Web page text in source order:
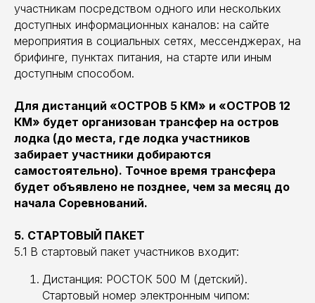
участникам посредством одного или нескольких
доступных информационных каналов: на сайте
мероприятия в социальных сетях, мессенджерах, на
брифинге, пунктах питания, на старте или иным
доступным способом.
Для дистанций «ОСТРОВ 5 КМ» и «ОСТРОВ 12
КМ» будет организован трансфер на остров
лодка (до места, где лодка участников
забирает участники добираются
самостоятельно). Точное время трансфера
будет объявлено не позднее, чем за месяц до
начала Соревнований.
5. СТАРТОВЫЙ ПАКЕТ
5.1 В стартовый пакет участников входит:
Дистанция: РОСТОК 500 М (детский).
Стартовый номер электронным чипом: